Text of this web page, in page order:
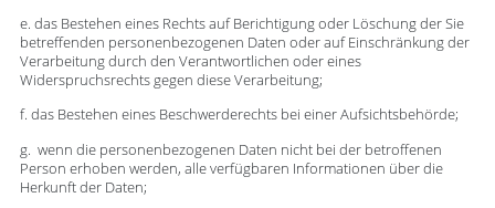
e. das Bestehen eines Rechts auf Berichtigung oder Löschung der Sie
betreffenden personenbezogenen Daten oder auf Einschränkung der
Verarbeitung durch den Verantwortlichen oder eines
Widerspruchsrechts gegen diese Verarbeitung;
f. das Bestehen eines Beschwerderechts bei einer Aufsichtsbehörde;
g. wenn die personenbezogenen Daten nicht bei der betroffenen
Person erhoben werden, alle verfügbaren Informationen über die
Herkunft der Daten;